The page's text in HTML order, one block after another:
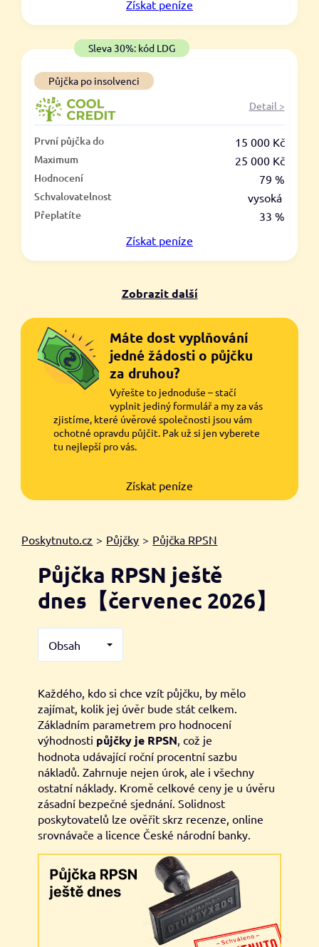
Získat peníze
Sleva 30%: kód LDG
Půjčka po insolvenci
Detail >
První půjčka do 15 000 Kč
Maximum 25 000 Kč
Hodnocení 79 %
Schvalovatelnost vysoká
Přeplatíte
33 %
Získat peníze
Zobrazit další
Máte dost vyplňování
jedné žádosti o půjčku
za druhou?
Vyřešte to jednoduše – stačí
vyplnit jediný formulář a my za vás
zjistíme, které úvěrové společnosti jsou vám
ochotné opravdu půjčit. Pak už si jen vyberete
tu nejlepší pro vás.
Získat peníze
Poskytnuto.cz > Půjčky > Půjčka RPSN
Půjčka RPSN ještě
dnes【červenec 2026】
Obsah
Každého, kdo si chce vzít půjčku, by mělo
zajímat, kolik jej úvěr bude stát celkem.
Základním parametrem pro hodnocení
výhodnosti půjčky je RPSN , což je
hodnota udávající roční procentní sazbu
nákladů. Zahrnuje nejen úrok, ale i všechny
ostatní náklady. Kromě celkové ceny je u úvěru
zásadní bezpečné sjednání. Solidnost
poskytovatelů lze ověřit skrz recenze, online
srovnávače a licence České národní banky.